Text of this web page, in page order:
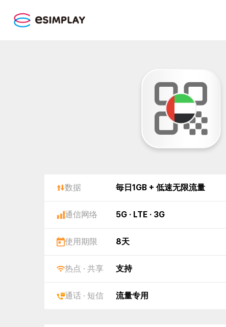
数据 毎日1GB + 低速无限流量
通信网络 5G · LTE · 3G
使用期限 8天
热点 · 共享 支持
通话 · 短信 流量专用